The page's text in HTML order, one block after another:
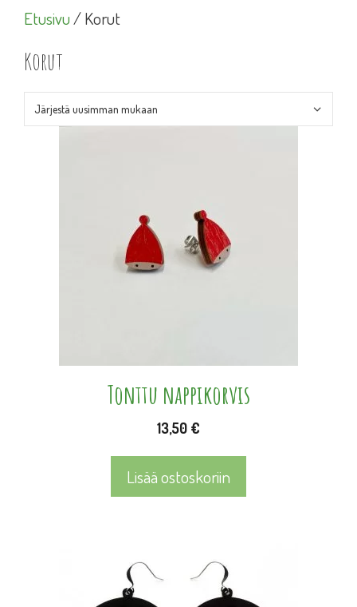
Etusivu/ Korut
Korut
Tonttu nappikorvis
13,50 €
Lisää ostoskoriin